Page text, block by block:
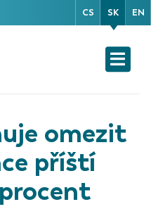
CS SK EN
omezit
příští